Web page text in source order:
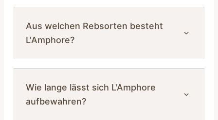
Aus welchen Rebsorten besteht
L'Amphore?
Wie lange lässt sich L'Amphore
aufbewahren?